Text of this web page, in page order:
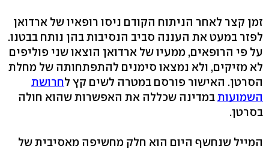
זמן קצר לאחר הניתוח הקודם ניסו רופאיו של ארדואן
לפזר במעט את העננה סביב הנסיבות בהן נותח בבטנו.
על פי הרופאים, ממעיו של ארדואן הוצאו שני פוליפים
לא מזיקים, ולא נמצאו סימנים להתפתחותה של מחלת
הסרטן. האישור פורסם במטרה לשים קץ לחרושת
השמועותבמדינה שכללה את האפשרות שהוא חולה
בסרטן.
המייל שנחשף היום הוא חלק מחשיפה מאסיבית של